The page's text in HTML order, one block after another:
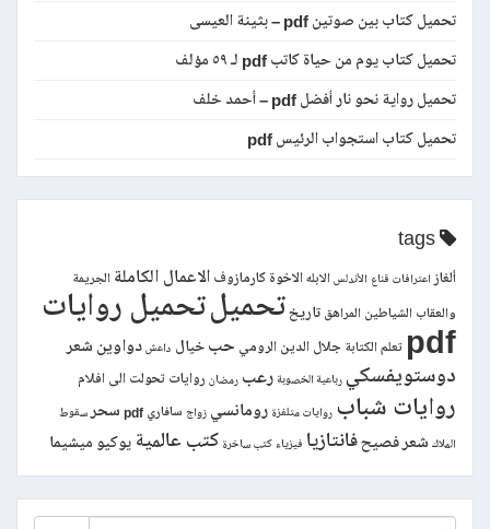
تحميل كتاب بين صوتين pdf – بثينة العيسى
تحميل كتاب يوم من حياة كاتب pdf لـ ٥٩ مؤلف
تحميل رواية نحو نار أفضل pdf – أحمد خلف
تحميل كتاب استجواب الرئيس pdf
ألغاز اعترافات قناع الأندلس الابلهالاخوة كارمازوف الاعمال الكاملة الجريمة
والعقاب الشياطين المراهق تاريختحميلتحميل روايات
pdf تعلم الكتابة جلال الدين الرومي حب خيال داعش دواوين شعر
دوستويفسكي رباعية الخصوبة رعب رمضان روايات تحولت الى افلام
روايات شباب روايات متلفزة رومانسي زواج سافاري pdf سحر سقوط
الملاك شعر فصيحفانتازيا فيزياء كتب ساخرة كتب عالمية يوكيو ميشيما